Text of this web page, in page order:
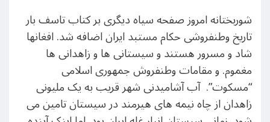
شوربختانه امروز صفحه سیاه دیگری بر کتاب تاسف بار
تاریخ وطنفروشی حکام مستبد ایران اضافه شد. افغانها
شاد و مسرور هستند و سیستانی ها و زاهدانی ها
مغموم. و مقامات وطنفروش جمهوری اسلامی
“مسکوت”. آب آشامیدنی شهر قریب به یک ملیونی
زاهدان از چاه نیمه های هیرمند در سیستان تامین می